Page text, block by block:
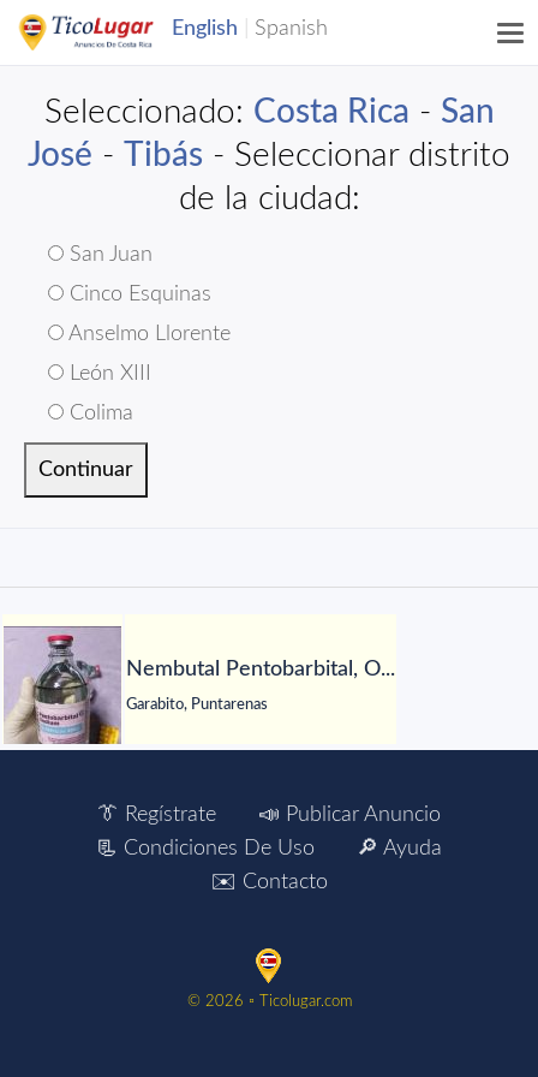
Seleccionado: Costa Rica - San
José - Tibás - Seleccionar distrito
de la ciudad:
San Juan
Cinco Esquinas
Anselmo Llorente
León XIII
Colima
Nembutal Pentobarbital, O...
Garabito, Puntarenas
👔 Regístrate
📣 Publicar Anuncio
📃 Condiciones De Uso
🔎 Ayuda
✉️ Contacto
©️ 2026 ▫️ Ticolugar.com